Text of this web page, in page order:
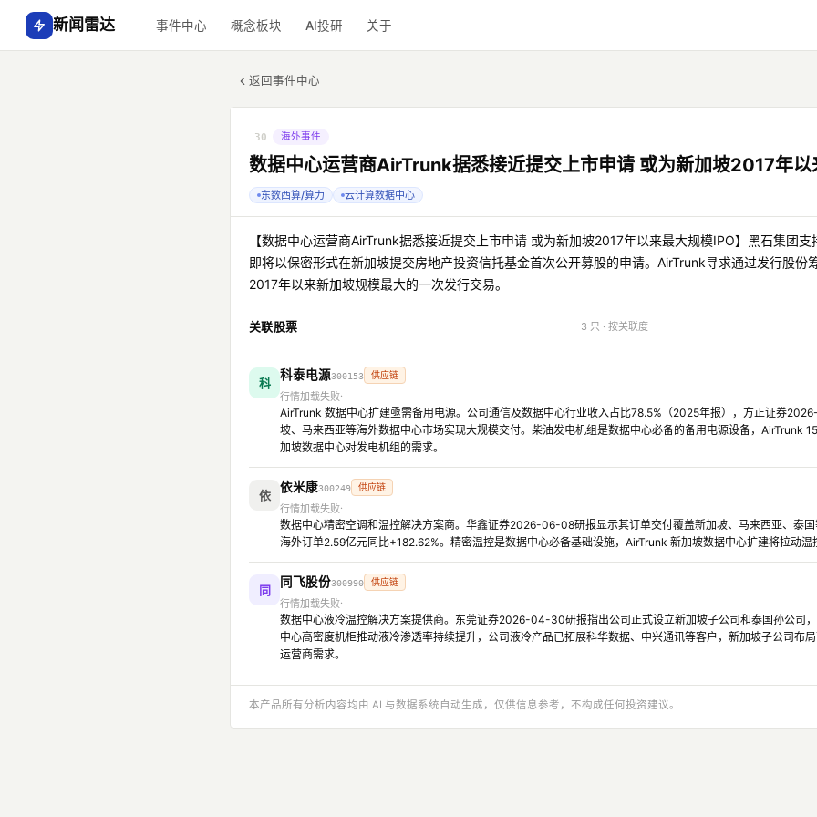
新闻雷达 事件中心 概念板块 AI投研 关于
返回事件中心
30 海外事件
数据中心运营商AirTrunk据悉接近提交上市申请 或为新加坡2017年以
东数西算/算力 云计算数据中心
【数据中心运营商AirTrunk据悉接近提交上市申请 或为新加坡2017年以来最大规模IPO】黑石集团
即将以保密形式在新加坡提交房地产投资信托基金首次公开募股的申请。AirTrunk寻求通过发行股份
2017年以来新加坡规模最大的一次发行交易。
关联股票 3 只 · 按关联度
科
科泰电源300153 供应链
行情加载失败
AirTrunk 数据中心扩建亟需备用电源。公司通信及数据中心行业收入占比78.5%（2025年报），方正证券
坡、马来西亚等海外数据中心市场实现大规模交付。柴油发电机组是数据中心必备的备用电源设备，AirTrunk
加坡数据中心对发电机组的需求。
依
依米康300249 供应链
行情加载失败
数据中心精密空调和温控解决方案商。华鑫证券2026-06-08研报显示其订单交付覆盖新加坡、马来西亚、泰
海外订单2.59亿元同比+182.62%。精密温控是数据中心必备基础设施，AirTrunk 新加坡数据中心扩建将拉动温
同
同飞股份300990 供应链
行情加载失败
数据中心液冷温控解决方案提供商。东莞证券2026-04-30研报指出公司正式设立新加坡子公司和泰国孙公司
中心高密度机柜推动液冷渗透率持续提升，公司液冷产品已拓展科华数据、中兴通讯等客户，新加坡子公司布
运营商需求。
本产品所有分析内容均由 AI 与数据系统自动生成，仅供信息参考，不构成任何投资建议。